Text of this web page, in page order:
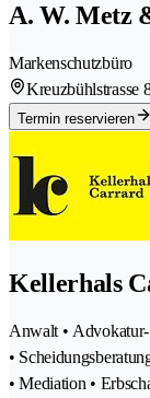
A. W. Metz
Markenschutzbüro
Kreuzbühlstrasse
Termin reservieren
Kellerhals
Anwalt • Advokatur-
•
• Mediation •